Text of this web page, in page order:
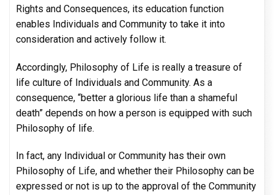
Rights and Consequences, its education function
enables Individuals and Community to take it into
consideration and actively follow it.
Accordingly, Philosophy of Life is really a treasure of
life culture of Individuals and Community. As a
consequence, “better a glorious life than a shameful
death” depends on how a person is equipped with such
Philosophy of life.
In fact, any Individual or Community has their own
Philosophy of Life, and whether their Philosophy can be
expressed or not is up to the approval of the Community